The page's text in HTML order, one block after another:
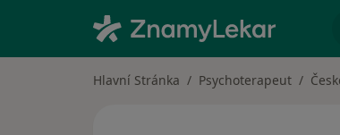
Hlavní Stránka Psychoterapeut